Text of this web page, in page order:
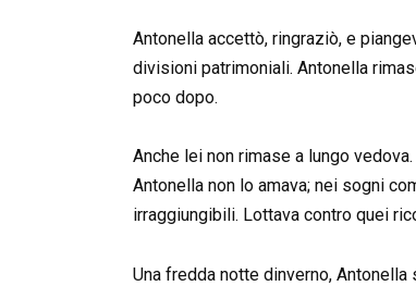
Antonella accettò, ringraziò, e
divisioni patrimoniali. Antonella
poco dopo.
Anche lei non rimase a lungo
Antonella non lo amava; nei sogni
irraggiungibili. Lottava contro quei
Una fredda notte dinverno,